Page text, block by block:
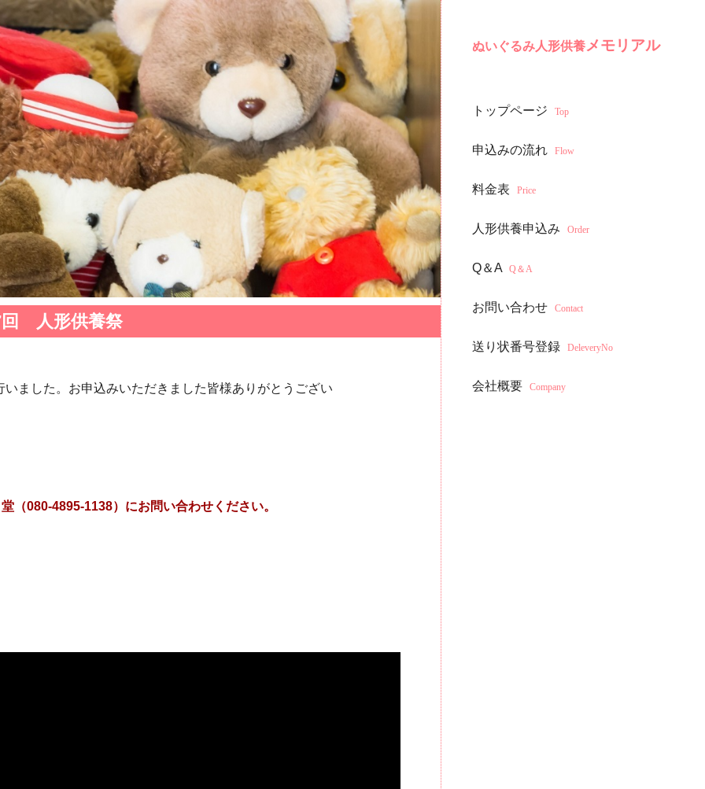
ぬいぐるみ人形供養メモリアル
トップページ Top
申込みの流れ Flow
料金表 Price
人形供養申込み Order
Q＆A Q＆A
お問い合わせ Contact
送り状番号登録 DeleveryNo
会社概要 Company
回 人形供養祭
ました。お申込みいただきました皆様ありがとうござい
（080-4895-1138）にお問い合わせください。